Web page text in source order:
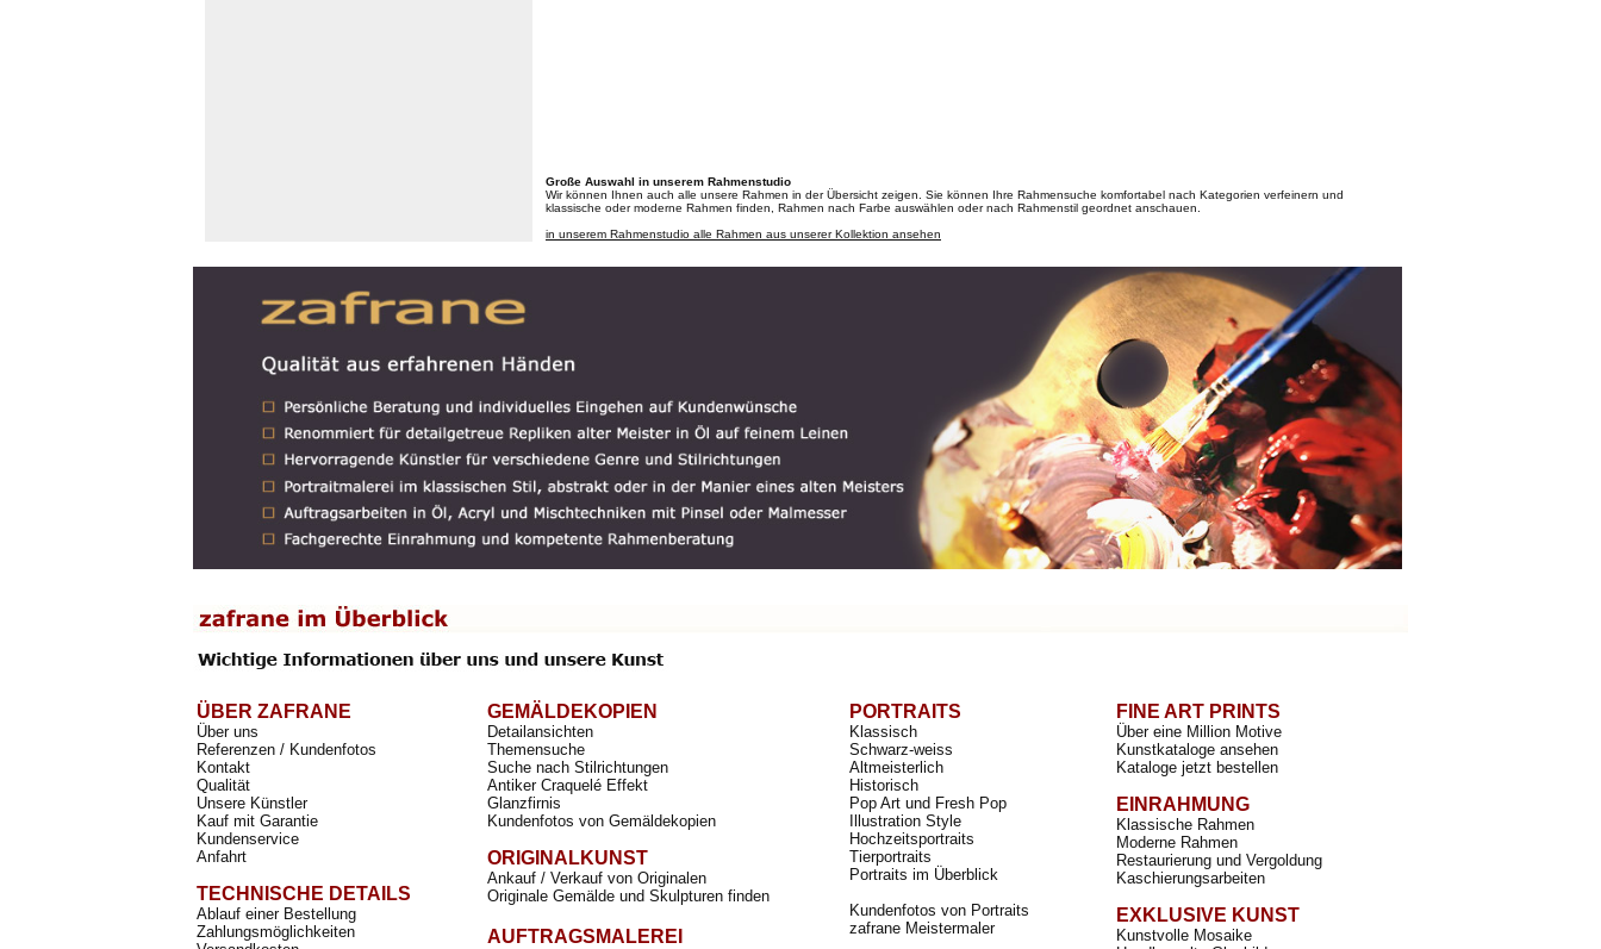
Große Auswahl in unserem Rahmenstudio
Wir können Ihnen auch alle unsere Rahmen in der Übersicht zeigen. Sie können Ihre Rahmensuche komfortabel nach Kategorien verfeinern und
klassische oder moderne Rahmen finden, Rahmen nach Farbe auswählen oder nach Rahmenstil geordnet anschauen.
in unserem Rahmenstudio alle Rahmen aus unserer Kollektion ansehen
ÜBER ZAFRANE
Über uns
Referenzen / Kundenfotos
Kontakt
Qualität
Unsere Künstler
Kauf mit Garantie
Kundenservice
Anfahrt
TECHNISCHE DETAILS
Ablauf einer Bestellung
Zahlungsmöglichkeiten
GEMÄLDEKOPIEN
Detailansichten
Themensuche
Suche nach Stilrichtungen
Antiker Craquelé Effekt
Glanzfirnis
Kundenfotos von Gemäldekopien
ORIGINALKUNST
Ankauf / Verkauf von Originalen
Originale Gemälde und Skulpturen finden
AUFTRAGSMALEREI
PORTRAITS
Klassisch
Schwarz-weiss
Altmeisterlich
Historisch
Pop Art und Fresh Pop
Illustration Style
Hochzeitsportraits
Tierportraits
Portraits im Überblick
Kundenfotos von Portraits
zafrane Meistermaler
FINE ART PRINTS
Über eine Million Motive
Kunstkataloge ansehen
Kataloge jetzt bestellen
EINRAHMUNG
Klassische Rahmen
Moderne Rahmen
Restaurierung und Vergoldung
Kaschierungsarbeiten
EXKLUSIVE KUNST
Kunstvolle Mosaike